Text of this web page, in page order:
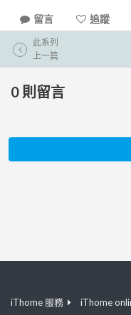
留言 追蹤
此系列
上一篇
0 則留言
iThome 服務 iThome